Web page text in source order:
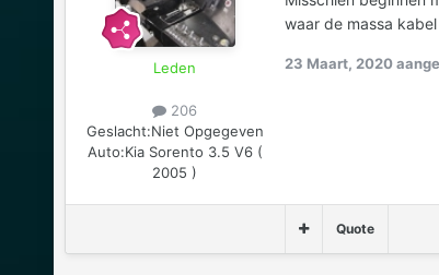
Leden
206
Geslacht:Niet Opgegeven
Auto:Kia Sorento 3.5 V6 (
2005 )
waar de massa
23 Maart, 2020
Quote